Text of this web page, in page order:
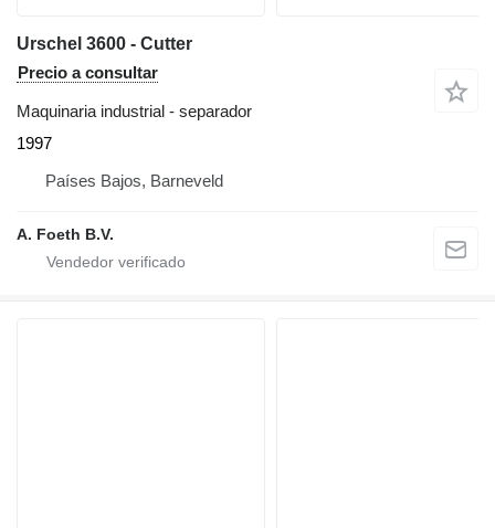
Urschel 3600 - Cutter
Precio a consultar
Maquinaria industrial - separador
1997
Países Bajos, Barneveld
A. Foeth B.V.